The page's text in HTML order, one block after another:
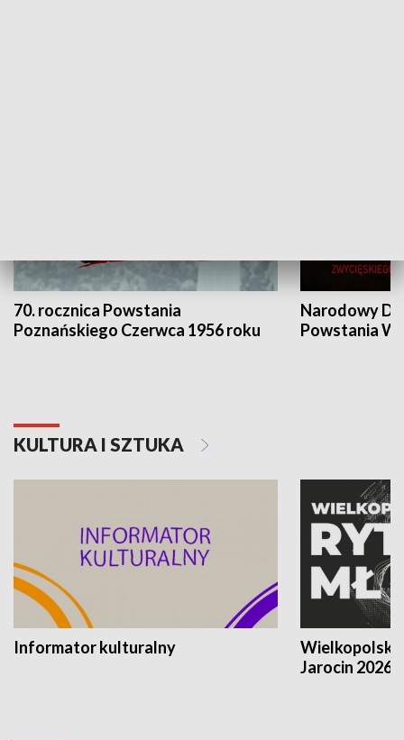
70. rocznica Powstania
Poznańskiego Czerwca 1956 roku
Narodowy
Powstania
KULTURA I SZTUKA
Informator kulturalny
Jarocin 2026